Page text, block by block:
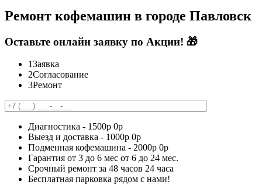
Ремонт кофемашин в городе Павловск
Оставьте онлайн заявку по Акции! 🎁
1Заявка
2Согласование
3Ремонт
Диагностика - 1500р 0р
Выезд и доставка - 1000р 0р
Подменная кофемашина - 2000р 0р
Гарантия от 3 до 6 мес от 6 до 24 мес.
Срочный ремонт за 48 часов 24 часа
Бесплатная парковка рядом с нами!